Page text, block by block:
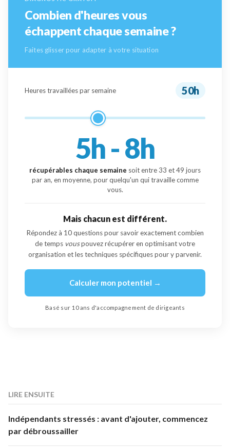
Combien d'heures vous
échappent chaque semaine ?
Faites glisser pour adapter à votre situation
Heures travaillées par semaine 50h
5h - 8h
récupérables chaque semaine soit entre 33 et49 jours
par an, en moyenne, pour quelqu'un qui travaille comme
vous.
Mais chacun est différent.
Répondez à 10 questions pour savoir exactement combien
de temps vouspouvez récupérer en optimisant votre
organisation et les techniques spécifiques pour y parvenir.
Calculer mon potentiel →
Basé sur 10 ans d'accompagnement de dirigeants
LIRE ENSUITE
Indépendants stressés : avant d'ajouter, commencez
par débroussailler